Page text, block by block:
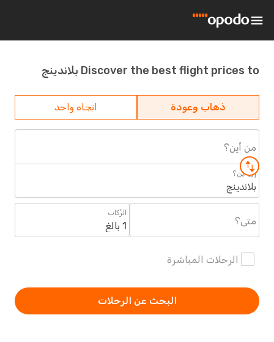
Discover the best flight prices to بلاندينج
ذهاب وعودة اتجاه واحد
من أين؟
إلى أين؟
بلاندينج
متى؟
الرُكاب
1 بالغ
الرحلات المباشرة
البحث عن الرحلات